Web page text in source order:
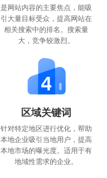
是网站内容的主要焦点，能吸
引大量目标受众，提高网站在
相关搜索中的排名。搜索量
大，竞争较激烈。
区域关键词
针对特定地区进行优化，帮助
本地企业吸引当地用户，提高
本地市场的曝光度。适用于有
地域性需求的企业。